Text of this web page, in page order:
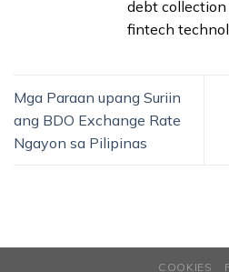
debt collection
fintech
Mga Paraan upang Suriin
ang BDO Exchange Rate
Ngayon sa Pilipinas
COOKIES